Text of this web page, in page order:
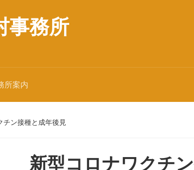
事務所
所案内
チン接種と成年後見
新型コロナワクチ